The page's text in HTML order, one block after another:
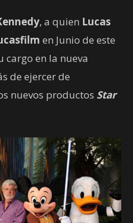
, a quien Lucas
en Junio de este
cargo en la nueva
de ejercer de
nuevos productos Star